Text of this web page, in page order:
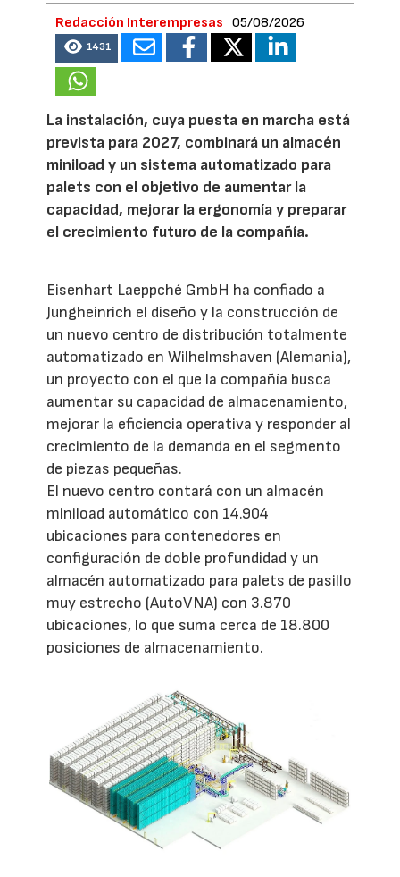
Redacción Interempresas 05/08/2026
1431
La instalación, cuya puesta en marcha está
prevista para 2027, combinará un almacén
miniload y un sistema automatizado para
palets con el objetivo de aumentar la
capacidad, mejorar la ergonomía y preparar
el crecimiento futuro de la compañía.
Eisenhart Laeppché GmbH ha confiado a
Jungheinrich el diseño y la construcción de
un nuevo centro de distribución totalmente
automatizado en Wilhelmshaven (Alemania),
un proyecto con el que la compañía busca
aumentar su capacidad de almacenamiento,
mejorar la eficiencia operativa y responder al
crecimiento de la demanda en el segmento
de piezas pequeñas.
El nuevo centro contará con un almacén
miniload automático con 14.904
ubicaciones para contenedores en
configuración de doble profundidad y un
almacén automatizado para palets de pasillo
muy estrecho (AutoVNA) con 3.870
ubicaciones, lo que suma cerca de 18.800
posiciones de almacenamiento.